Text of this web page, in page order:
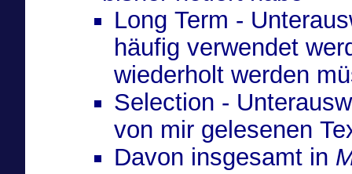
Long Term -
häufig verwendet
wiederholt werden
Selection -
von mir gelesenen
Davon insgesamt in